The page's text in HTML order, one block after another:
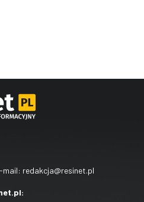
mail: redakcja@resinet.pl